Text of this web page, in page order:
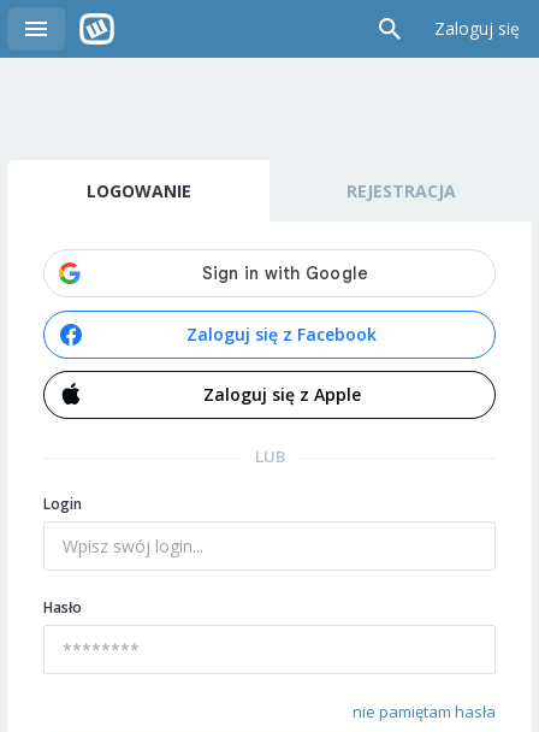
Zaloguj się
LOGOWANIE REJESTRACJA
Zaloguj się z Facebook
Zaloguj się z Apple
LUB
Login
Hasło
nie pamiętam hasła